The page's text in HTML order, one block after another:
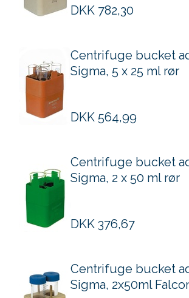
DKK 782,30
Centrifuge bucket
Sigma, 5 x 25 ml rør
DKK 564,99
Centrifuge bucket
Sigma, 2 x 50 ml rør
DKK 376,67
Centrifuge bucket
Sigma, 2x50ml